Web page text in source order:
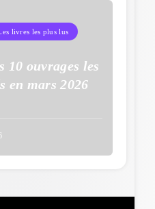
livres les plus lus
10 ouvrages les
en mars 2026